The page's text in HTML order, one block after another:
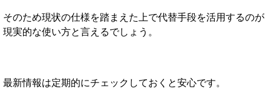
そのため現状の仕様を踏まえた上で代替手段を活用するのが
現実的な使い方と言えるでしょう。
最新情報は定期的にチェックしておくと安心です。